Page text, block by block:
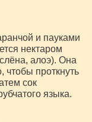
и пауками
нектаром
алоэ). Она
чтобы проткнуть
сок
языка.